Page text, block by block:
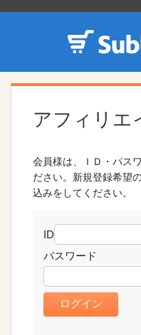
アフィリエ
会員様は、ＩＤ・パス
ださい。新規登録希望
込みをしてください。
ID
パスワード